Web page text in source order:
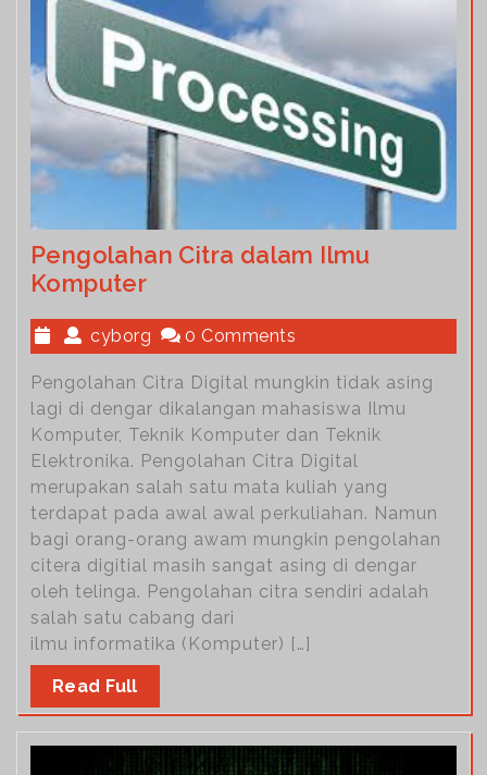
Pengolahan Citra dalam Ilmu
Komputer
cyborg 0 Comments
Pengolahan Citra Digital mungkin tidak asing
lagi di dengar dikalangan mahasiswa Ilmu
Komputer, Teknik Komputer dan Teknik
Elektronika. Pengolahan Citra Digital
merupakan salah satu mata kuliah yang
terdapat pada awal awal perkuliahan. Namun
bagi orang-orang awam mungkin pengolahan
citera digitial masih sangat asing di dengar
oleh telinga. Pengolahan citra sendiri adalah
salah satu cabang dari
ilmu informatika (Komputer) […]
Read Full